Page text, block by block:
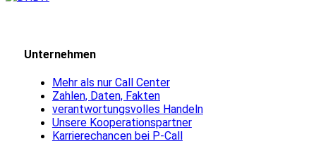
Unternehmen
Mehr als nur Call Center
Zahlen, Daten, Fakten
verantwortungsvolles Handeln
Unsere Kooperationspartner
Karrierechancen bei P-Call